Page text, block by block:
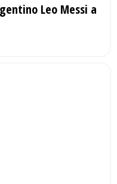
Leo Messi a